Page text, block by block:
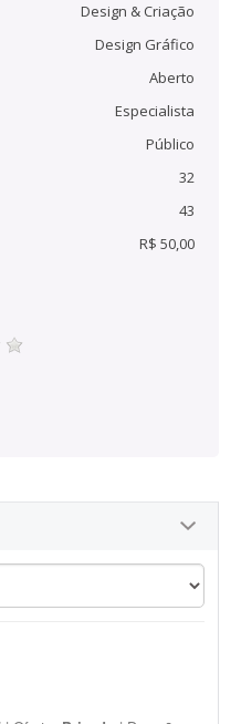
Design & Criação
Design Gráfico
Aberto
Especialista
Público
32
43
R$ 50,00